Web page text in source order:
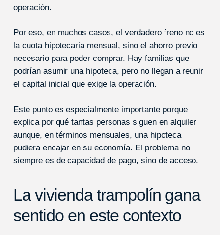
operación.
Por eso, en muchos casos, el verdadero freno no es
la cuota hipotecaria mensual, sino el ahorro previo
necesario para poder comprar. Hay familias que
podrían asumir una hipoteca, pero no llegan a reunir
el capital inicial que exige la operación.
Este punto es especialmente importante porque
explica por qué tantas personas siguen en alquiler
aunque, en términos mensuales, una hipoteca
pudiera encajar en su economía. El problema no
siempre es de capacidad de pago, sino de acceso.
La vivienda trampolín gana
sentido en este contexto